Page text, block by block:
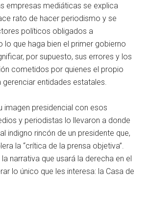
empresas mediáticas se explica
rato de hacer periodismo y se
políticos obligados a
lo que haga bien el primer gobierno
por supuesto, sus errores y los
cometidos por quienes el propio
entidades estatales.
imagen presidencial con esos
y periodistas lo llevaron a donde
indigno rincón de un presidente que,
la “crítica de la prensa objetiva”.
narrativa que usará la derecha en el
lo único que les interesa: la Casa de